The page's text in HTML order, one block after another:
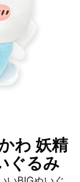
わ 妖精
ぐるみ